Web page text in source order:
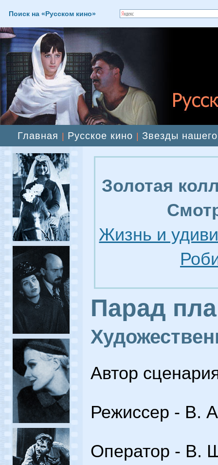
Поиск на «Русском кино»
Главная Русское кино Звезды
Золотая
Жизнь и
Парад
Автор
Режиссер - В.
Оператор - В.